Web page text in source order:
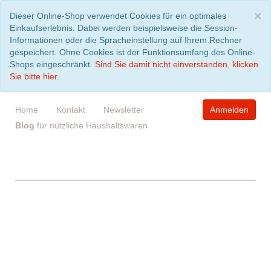
×
Dieser Online-Shop verwendet Cookies für ein optimales
Einkaufserlebnis. Dabei werden beispielsweise die Session-
Informationen oder die Spracheinstellung auf Ihrem Rechner
gespeichert. Ohne Cookies ist der Funktionsumfang des Online-
Shops eingeschränkt. Sind Sie damit nicht einverstanden, klicken
Sie bitte hier.
Home Kontakt
Newsletter
Blog für nützliche Haushaltswaren
Anmelden